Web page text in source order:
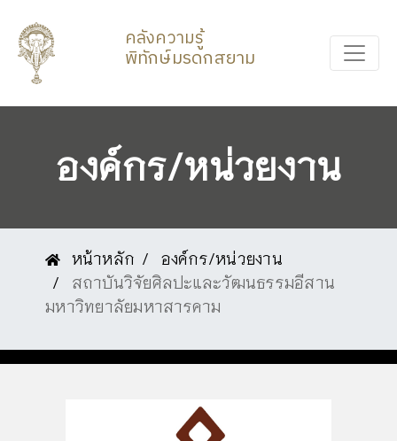
คลังความรู้
พิทักษ์มรดกสยาม
องค์กร/หน่วยงาน
หน้าหลัก
องค์กร/หน่วยงาน
สถาบันวิจัยศิลปะและวัฒนธรรมอีสาน
มหาวิทยาลัยมหาสารคาม